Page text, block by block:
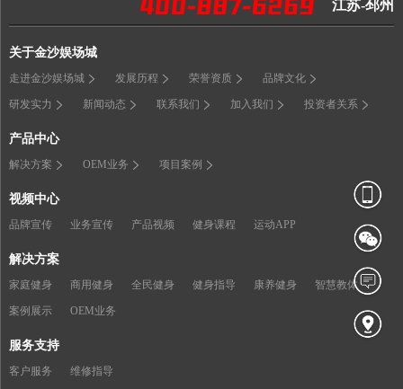
江苏-邳州
关于金沙娱场城
走进金沙娱场城 发展历程 荣誉资质 品牌文化
研发实力 新闻动态 联系我们 加入我们 投资者关系
产品中心
解决方案 OEM业务 项目案例
视频中心
品牌宣传 业务宣传 产品视频 健身课程 运动APP
解决方案
家庭健身 商用健身 全民健身 健身指导 康养健身 智慧教体
案例展示 OEM业务
服务支持
客户服务 维修指导